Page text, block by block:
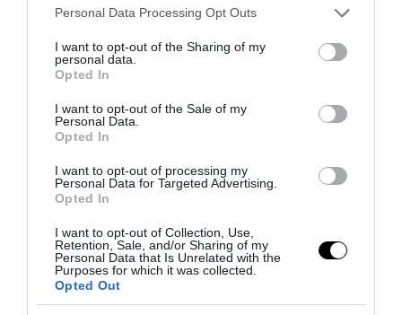
Please note that this website/app uses one or more Google
not limited to your visit or usage behaviour. You may click to
grant or deny consent to Google and its third-party tags to
use your data for below specified purposes in below Google
consent section.
Personal Data Processing Opt Outs
I want to opt-out of the Sharing of my
personal data.
Opted In
I want to opt-out of the Sale of my
Personal Data.
Opted In
I want to opt-out of processing my
Personal Data for Targeted Advertising.
Opted In
I want to opt-out of Collection, Use,
Retention, Sale, and/or Sharing of my
Personal Data that Is Unrelated with the
Purposes for which it was collected.
Opted Out
Addio a Francesco Guccini: stronzo, poeta e buffone di
7 Agosto 2026